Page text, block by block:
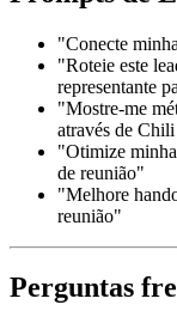
"Conecte
"Roteie este
representante
"Mostre-me
através de
"Otimize
de reunião"
"Melhore
reunião"
Perguntas